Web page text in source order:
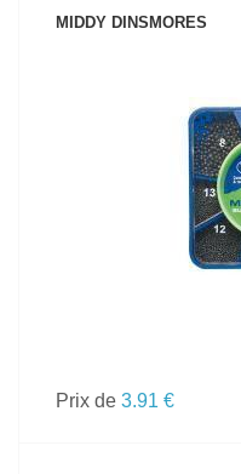
MIDDY DINSMORES
Prix de 3.91 €